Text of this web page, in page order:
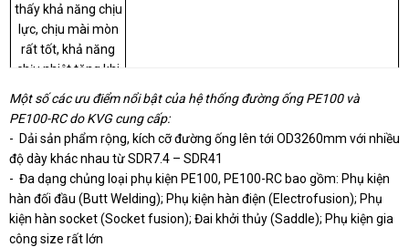
xuất hoàn toàn tại Áo,
cho chất lượng, độ tin
cậy và độ bền cao nhất
của sản phẩm xuất xứ
Châu Âu, nhưng vẫn
cạnh tranh.
thấy khả năng chịu
lực, chịu mài mòn
rất tốt, khả năng
chịu nhiệt tăng khi
nhiệt độ tăng.
Một số các ưu điểm nổi bật của hệ thống đường ống PE100 và
PE100-RC do KVG cung cấp:
- Dải sản phẩm rộng, kích cỡ đường ống lên tới OD3260mm với nhiều
độ dày khác nhau từ SDR7.4 – SDR41
- Đa dạng chủng loại phụ kiện PE100, PE100-RC bao gồm: Phụ kiện
hàn đối đầu (Butt Welding); Phụ kiện hàn điện (Electrofusion); Phụ
kiện hàn socket (Socket fusion); Đai khởi thủy (Saddle); Phụ kiện gia
công size rất lớn